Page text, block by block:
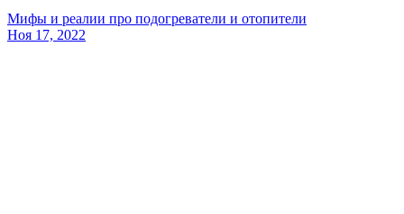
Мифы и реалии про подогреватели и отопители
Ноя 17, 2022